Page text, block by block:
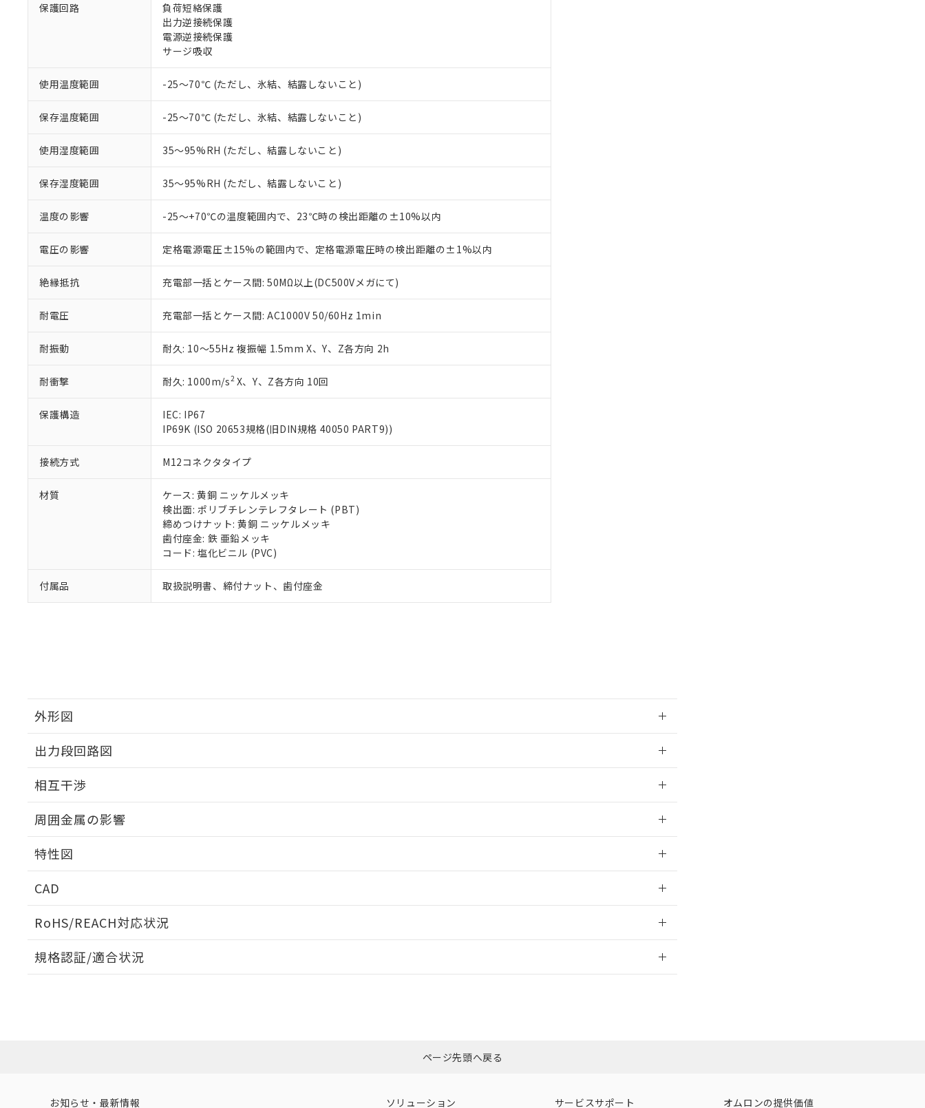
保護回路
負荷短絡保護
出力逆接続保護
電源逆接続保護
サージ吸収
使用温度範囲 -25～70℃ (ただし、氷結、結露しないこと)
保存温度範囲 -25～70℃ (ただし、氷結、結露しないこと)
使用湿度範囲 35～95%RH (ただし、結露しないこと)
保存湿度範囲 35～95%RH (ただし、結露しないこと)
温度の影響 -25～+70℃の温度範囲内で、23℃時の検出距離の±10%以内
電圧の影響 定格電源電圧±15%の範囲内で、定格電源電圧時の検出距離の±1%以内
絶縁抵抗 充電部一括とケース間: 50MΩ以上(DC500Vメガにて)
耐電圧 充電部一括とケース間: AC1000V 50/60Hz 1min
耐振動 耐久: 10～55Hz 複振幅 1.5mm X、Y、Z各方向 2h
耐衝撃 耐久: 1000m/s2X、Y、Z各方向 10回
保護構造
IEC: IP67
IP69K (ISO 20653規格(旧DIN規格 40050 PART9))
接続方式 M12コネクタタイプ
材質
ケース: 黄銅 ニッケルメッキ
検出面: ポリブチレンテレフタレート (PBT)
締めつけナット: 黄銅 ニッケルメッキ
歯付座金: 鉄 亜鉛メッキ
コード: 塩化ビニル (PVC)
付属品 取扱説明書、締付ナット、歯付座金
外形図
出力段回路図
相互干渉
周囲金属の影響
特性図
CAD
RoHS/REACH対応状況
EU RoHS 注意事項・凡例
ダウンロードはこちら
規格認証/適合状況
（イギリス
（ノルウェー
（日本
（アメリカ
当社販売員にご相談ください。
オムロン制御機器販売店や当社販売拠点は「
す。
マイパーツ機能（部品リスト作成サービス）をご利用いただくには、I-Webメンバーズにご登録され
ている必要があります。
お客様が当ウェブサイト上で当社にご登録された部品リストについて、当社および当社の共同利用者
が、当社の製品・サービスに関するお客様との取引・商談に必要な範囲で利用することをご了承くだ
いる法人を指します。
フタル酸ビス(2-エチルヘキシル) (DEHP)(別名：DOP) 1000ppm以下、フタル酸ブチルベンジル（BBP） 1000ppm以下、フタル酸ジブチ
ル（DBP） 1000ppm以下、フタル酸ジイソブチル (DIBP) 1000ppm以下
但し、RoHS指令で産業用監視および制御機器に対する適用除外項目は除く。
フタル酸エステル類の４物質については閾値を超える意図的な使用がないことを確認しています。
※2 対応予定月
※3 非含有証明書ダウンロード
EU RoHS指令（10物質）の非含有証明書
※本証明書は発行日時点で非含有を証明するもので、過去に遡って非含有を証明するものではありません。
また、RoHS指令のフタル酸エステル類４物質の対応では、対応完了までの期間は出荷製品に未対応品が
混在することから備考欄に対応日を記載しておりました。
既に当社にて対応品への在庫切替を完了していることから、特段のことがない限り、2022年1月12日よ
り割愛しております。
*中国RoHS10物質の基準値 (GB/T26572)：
Pb(鉛) :1000ppm、 Hg(水銀) : 1000ppm、 Cd(カドミウム) : 100ppm、
Cr(Ⅵ)(六価クロム) : 1000ppm、 PBBs(ポリ臭化ビフェニル類) : 1000ppm、 PBDEs(ポリ臭化ジフェニルエーテル類) : 1000ppm、
※2 環境保護使用期限
「ｅ」：有害物質（10物質）のすべてが基準値以下であることを示します。
味します。
「－」：未確認です。当社販売部門へお問い合わせください。
置等に一切使用いたしません。
当社は、貴社製品を第三者に販売する場合は、上記1、2および3の内容を当該第三者に通知します。
また当社は、販売先および販売に係わる関係者が違法に輸出するおそれがある場合は、取り引きをい
△ 一定数には満たないが在庫あり
－
在庫なし(最新の在庫状況については、お客様のお取引先、またはお客様担当のオムロン制御
機器販売店・当社販売員にご確認ください)
空
受注生産機種、また在庫状況の情報を公開していない機種
ページ先頭へ戻る
お知らせ・最新情報 ソリューション サービスサポート オムロンの提供価値